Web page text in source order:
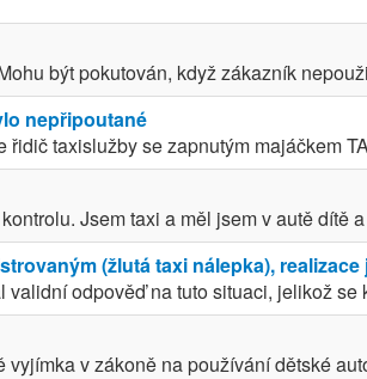
být pokutován, když zákazník
nepřipoutané
řidič taxislužby se zapnutým majáčkem
Jsem taxi a měl jsem v autě dítě
(žlutá taxi nálepka),
validní odpověď na tuto situaci, jelikož
vyjímka v zákoně na používání dětské